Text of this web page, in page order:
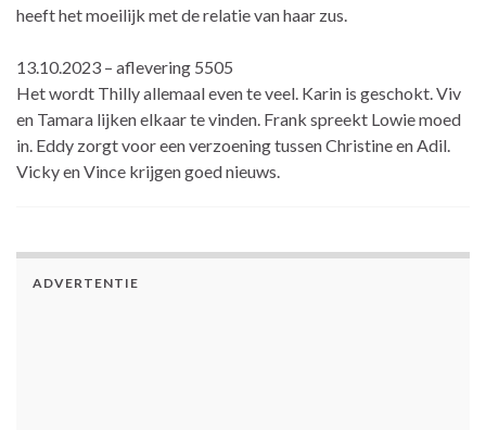
heeft het moeilijk met de relatie van haar zus.
13.10.2023 – aflevering 5505
Het wordt Thilly allemaal even te veel. Karin is geschokt. Viv
en Tamara lijken elkaar te vinden. Frank spreekt Lowie moed
in. Eddy zorgt voor een verzoening tussen Christine en Adil.
Vicky en Vince krijgen goed nieuws.
ADVERTENTIE